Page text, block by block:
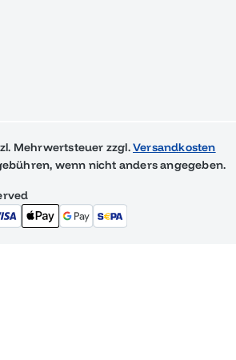
Mehrwertsteuer zzgl.Versandkosten
wenn nicht anders angegeben.